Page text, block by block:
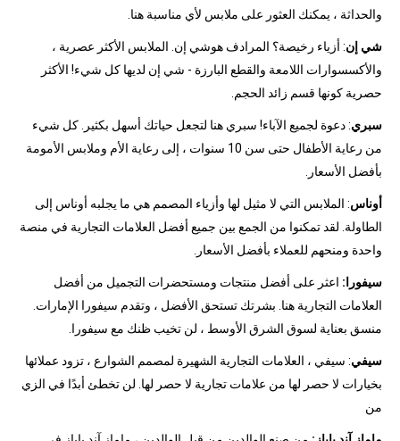
والحداثة ، يمكنك العثور على ملابس لأي مناسبة هنا.
شي إن: أزياء رخيصة؟ المرادف هوشي إن. الملابس الأكثر عصرية ،
والأكسسوارات اللامعة والقطع البارزة - شي إن لديها كل شيء! الأكثر
حصرية كونها قسم زائد الحجم.
سبري: دعوة لجميع الآباء! سبري هنا لتجعل حياتك أسهل بكثير. كل شيء
من رعاية الأطفال حتى سن 10 سنوات ، إلى رعاية الأم وملابس الأمومة
بأفضل الأسعار.
أوناس: الملابس التي لا مثيل لها وأزياء المصمم هي ما يجلبه أوناس إلى
الطاولة. لقد تمكنوا من الجمع بين جميع أفضل العلامات التجارية في منصة
واحدة ومنحهم للعملاء بأفضل الأسعار.
سيفورا: اعثر على أفضل منتجات ومستحضرات التجميل من أفضل
العلامات التجارية هنا. بشرتك تستحق الأفضل ، وتقدم سيفورا الإمارات.
منسق بعناية لسوق الشرق الأوسط ، لن تخيب ظنك مع سيفورا.
سيفي: سيفي ، العلامات التجارية الشهيرة لمصمم الشوارع ، تزود عملائها
بخيارات لا حصر لها من علامات تجارية لا حصر لها. لن تخطئ أبدًا في الزي
من